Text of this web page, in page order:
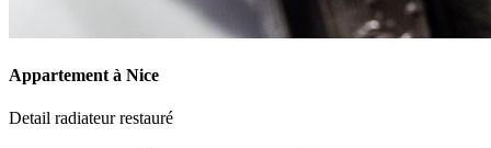
Appartement à Nice
Detail radiateur restauré